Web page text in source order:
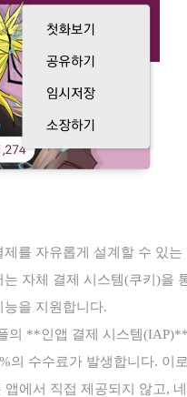
제를 자유롭게 설계할 수 있는
자체 결제 시스템(쿠키)을
을 지원합니다.
의 **인앱 결제 시스템(IAP)**
의 수수료가 발생합니다. 이로
에서 직접 제공되지 않고, 네